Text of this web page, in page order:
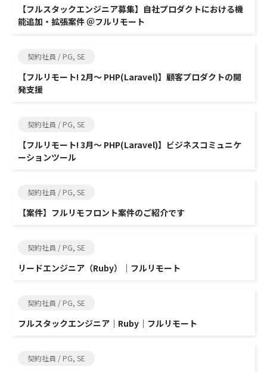
【フルスタックエンジニア募集】自社プロダクトにおける機
能追加・拡張案件 ＠フルリモート
契約社員 / PG, SE
【フルリモート! 2月～ PHP(Laravel)】顧客プロダクトの開
発支援
契約社員 / PG, SE
【フルリモート! 3月～ PHP(Laravel)】ビジネスコミュニケ
ーションツール
契約社員 / PG, SE
【案件】フルリモフロント案件のご紹介です
契約社員 / PG, SE
リードエンジニア（Ruby）｜フルリモート
契約社員 / PG, SE
フルスタックエンジニア｜Ruby｜フルリモート
契約社員 / PG, SE